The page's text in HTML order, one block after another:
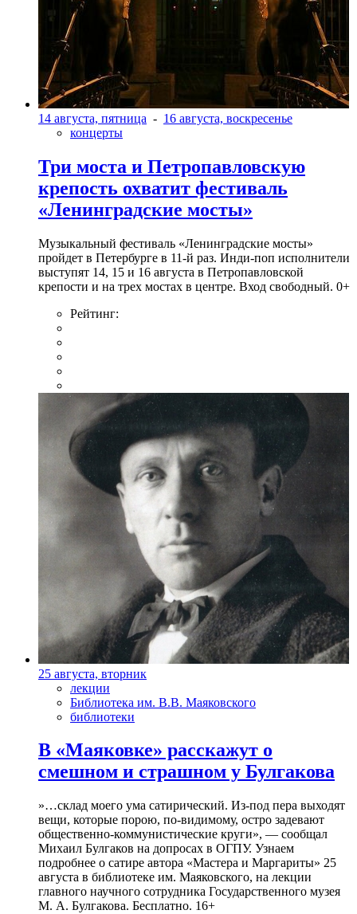
14 августа, пятница - 16 августа, воскресенье
концерты
Три моста и Петропавловскую
крепость охватит фестиваль
«Ленинградские мосты»
Музыкальный фестиваль «Ленинградские мосты»
пройдет в Петербурге в 11-й раз. Инди-поп исполнители
выступят 14, 15 и 16 августа в Петропавловской
крепости и на трех мостах в центре. Вход свободный. 0+
Рейтинг:
25 августа, вторник
лекции
Библиотека им. В.В. Маяковского
библиотеки
В «Маяковке» расскажут о
смешном и страшном у Булгакова
»…склад моего ума сатирический. Из-под пера выходят
вещи, которые порою, по-видимому, остро задевают
общественно-коммунистические круги», — сообщал
Михаил Булгаков на допросах в ОГПУ. Узнаем
подробнее о сатире автора «Мастера и Маргариты» 25
августа в библиотеке им. Маяковского, на лекции
главного научного сотрудника Государственного музея
М. А. Булгакова. Бесплатно. 16+